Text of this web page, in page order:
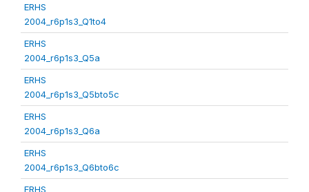
ERHS
2004_r6p1s3_Q1to4
ERHS
2004_r6p1s3_Q5a
ERHS
2004_r6p1s3_Q5bto5c
ERHS
2004_r6p1s3_Q6a
ERHS
2004_r6p1s3_Q6bto6c
ERHS